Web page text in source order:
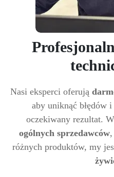
Nasi eksperci oferują
aby uniknąć błędów
oczekiwany rezultat.
ogólnych sprzedawców
różnych produktów, my